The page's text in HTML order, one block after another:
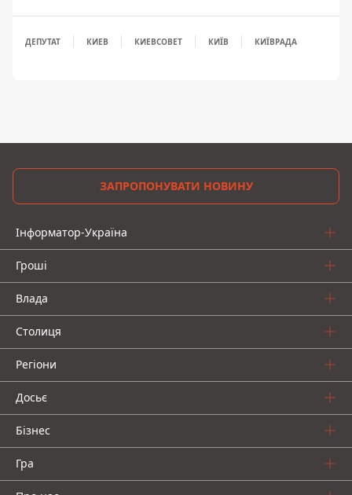
ДЕПУТАТ КИЕВ КИЕВСОВЕТ КИЇВ КИЇВРАДА
ЗАПРОПОНУВАТИ НОВИНУ
Інформатор-Україна
Гроші
Влада
Столиця
Регіони
Досьє
Бізнес
Гра